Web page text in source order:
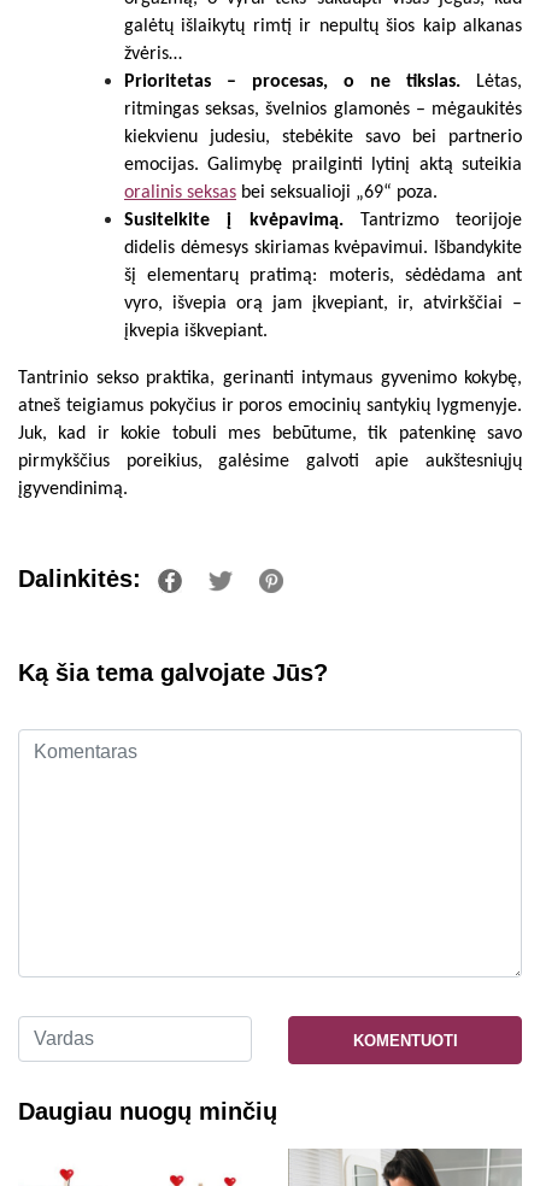
galėtų išlaikytų rimtį ir nepultų šios kaip alkanas
žvėris…
Prioritetas – procesas, o ne tikslas. Lėtas,
ritmingas seksas, švelnios glamonės – mėgaukitės
kiekvienu judesiu, stebėkite savo bei partnerio
emocijas. Galimybę prailginti lytinį aktą suteikia
oralinis seksas bei seksualioji „69“ poza.
Susitelkite į kvėpavimą.
Tantrizmo teorijoje
didelis dėmesys skiriamas kvėpavimui. Išbandykite
šį elementarų pratimą: moteris, sėdėdama ant
vyro, išvepia orą jam įkvepiant, ir, atvirkščiai –
įkvepia iškvepiant.
Tantrinio sekso praktika, gerinanti intymaus gyvenimo kokybę,
atneš teigiamus pokyčius ir poros emocinių santykių lygmenyje.
Juk, kad ir kokie tobuli mes bebūtume, tik patenkinę savo
pirmykščius poreikius, galėsime galvoti apie aukštesniųjų
įgyvendinimą.
Dalinkitės:
Ką šia tema galvojate Jūs?
KOMENTUOTI
Daugiau nuogų minčių